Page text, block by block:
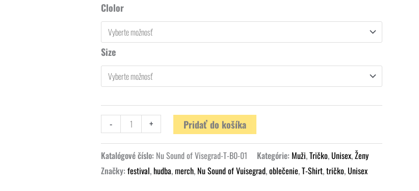
Clolor
Size
- + Pridať do košíka
Katalógové číslo: Nu Sound of Visegrad-T-B0-01 Kategórie: Muži,Tričko,Unisex,Ženy
Značky: festival, hudba,merch, Nu Sound of Vuisegrad,oblečenie,T-Shirt,tričko,Unisex